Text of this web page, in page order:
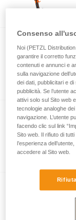
Consenso
Noi (PETZL
garantire il corretto
contenuti e annunci e
sulla navigazione
dei dati, pubblicitari e
pubblicità. Se l’utente
attivi solo sul Sito web
tecnologie analoghe
navigazione. L’utente
facendo clic sul link
Sito web. Il rifiuto di
l’esperienza
accedere al Sito web.